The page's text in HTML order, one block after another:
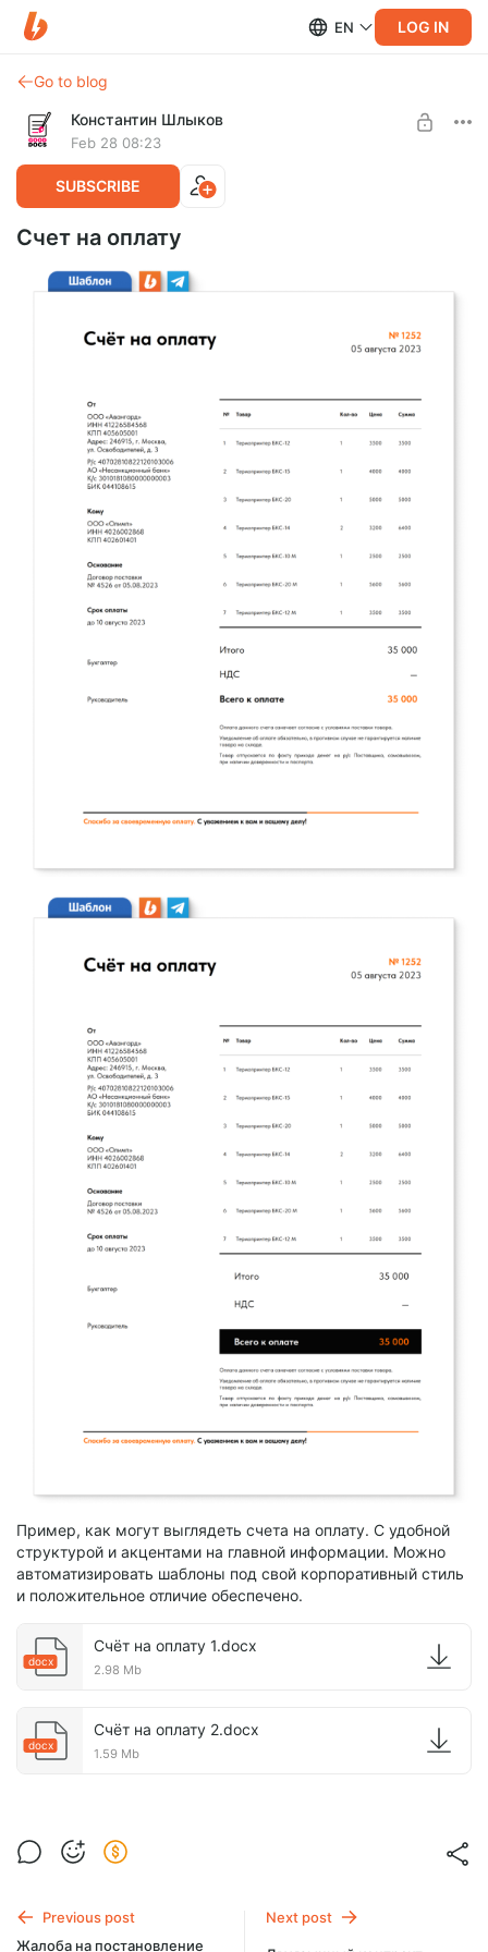
EN LOG IN
Go to blog
Константин Шлыков
Feb 28 08:23
SUBSCRIBE
Счет на оплату
Пример, как могут выглядеть счета на оплату. С удобной
структурой и акцентами на главной информации. Можно
автоматизировать шаблоны под свой корпоративный стиль
и положительное отличие обеспечено.
docx
Счёт на оплату 1.docx
2.98 Mb
docx
Счёт на оплату 2.docx
1.59 Mb
Previous post
Жалоба на постановление
Next post